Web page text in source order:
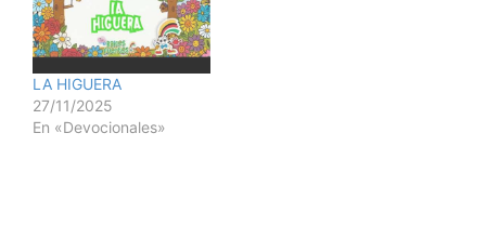
grande bendicin no
apenas en un da
especial…
LA HIGUERA
27/11/2025
En «Devocionales»